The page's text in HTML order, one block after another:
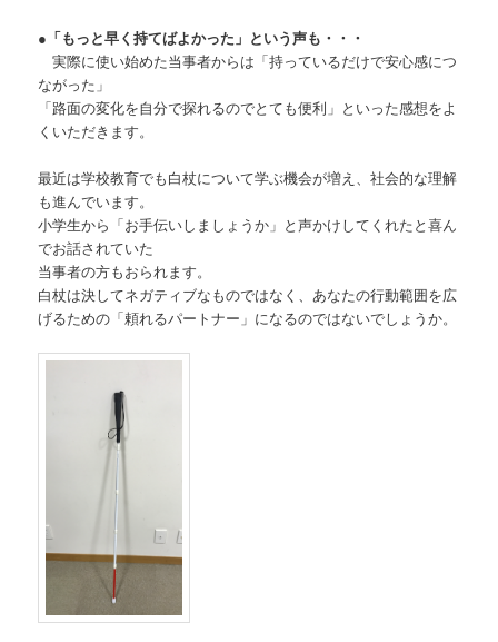
●「もっと早く持てばよかった」という声も・・・
実際に使い始めた当事者からは「持っているだけで安心感につ
ながった」
「路面の変化を自分で探れるのでとても便利」といった感想をよ
くいただきます。
最近は学校教育でも白杖について学ぶ機会が増え、社会的な理解
も進んでいます。
小学生から「お手伝いしましょうか」と声かけしてくれたと喜ん
でお話されていた
当事者の方もおられます。
白杖は決してネガティブなものではなく、あなたの行動範囲を広
げるための「頼れるパートナー」になるのではないでしょうか。